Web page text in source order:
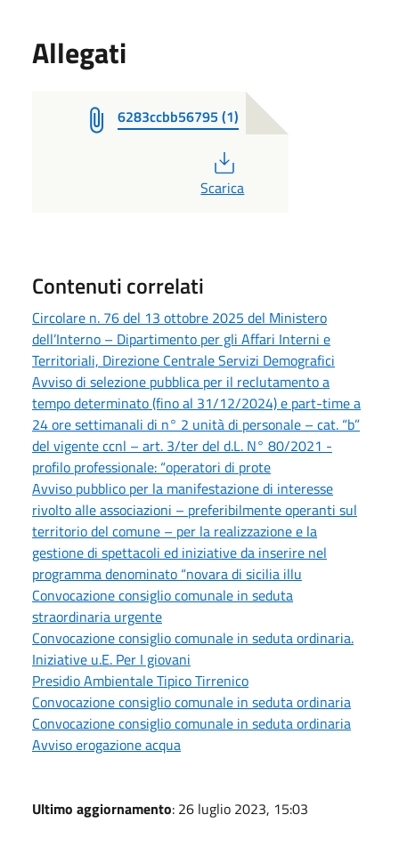
Allegati
6283ccbb56795 (1)
Scarica
Contenuti correlati
Circolare n. 76 del 13 ottobre 2025 del Ministero
dell’Interno – Dipartimento per gli Affari Interni e
Territoriali, Direzione Centrale Servizi Demografici
Avviso di selezione pubblica per il reclutamento a
tempo determinato (fino al 31/12/2024) e part-time a
24 ore settimanali di n° 2 unità di personale – cat. “b”
del vigente ccnl – art. 3/ter del d.L. N° 80/2021 -
profilo professionale: “operatori di prote
Avviso pubblico per la manifestazione di interesse
rivolto alle associazioni – preferibilmente operanti sul
territorio del comune – per la realizzazione e la
gestione di spettacoli ed iniziative da inserire nel
programma denominato “novara di sicilia illu
Convocazione consiglio comunale in seduta
straordinaria urgente
Convocazione consiglio comunale in seduta ordinaria.
Iniziative u.E. Per I giovani
Presidio Ambientale Tipico Tirrenico
Convocazione consiglio comunale in seduta ordinaria
Convocazione consiglio comunale in seduta ordinaria
Avviso erogazione acqua
Ultimo aggiornamento: 26 luglio 2023, 15:03